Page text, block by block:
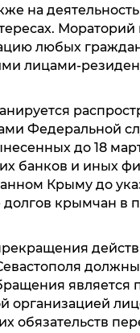
на
Мораторий
любых
лицами-
Федеральной
до 18
банков и иных
Крыму до
крымчан в
должны
является
организацией
обязательств